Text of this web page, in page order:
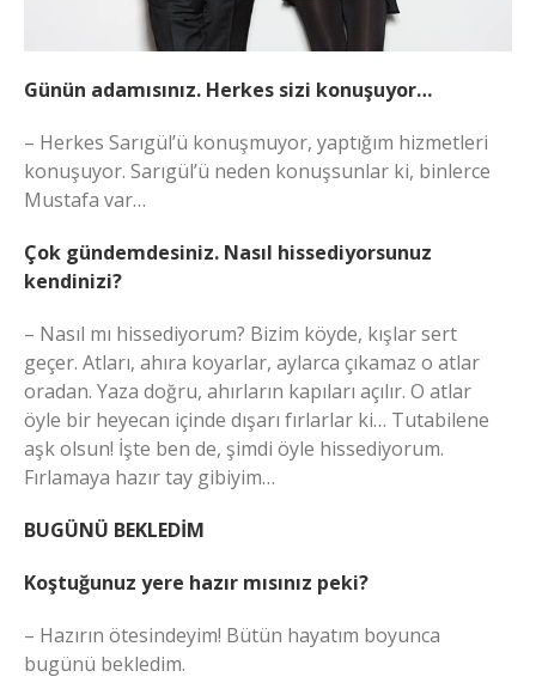
Günün adamısınız. Herkes sizi konuşuyor…
– Herkes Sarıgül’ü konuşmuyor, yaptığım hizmetleri
konuşuyor. Sarıgül’ü neden konuşsunlar ki, binlerce
Mustafa var…
Çok gündemdesiniz. Nasıl hissediyorsunuz
kendinizi?
– Nasıl mı hissediyorum? Bizim köyde, kışlar sert
geçer. Atları, ahıra koyarlar, aylarca çıkamaz o atlar
oradan. Yaza doğru, ahırların kapıları açılır. O atlar
öyle bir heyecan içinde dışarı fırlarlar ki… Tutabilene
aşk olsun! İşte ben de, şimdi öyle hissediyorum.
Fırlamaya hazır tay gibiyim…
BUGÜNÜ BEKLEDİM
Koştuğunuz yere hazır mısınız peki?
– Hazırın ötesindeyim! Bütün hayatım boyunca
bugünü bekledim.